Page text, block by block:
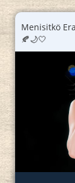
Menisitkö
🍂🌙🤍